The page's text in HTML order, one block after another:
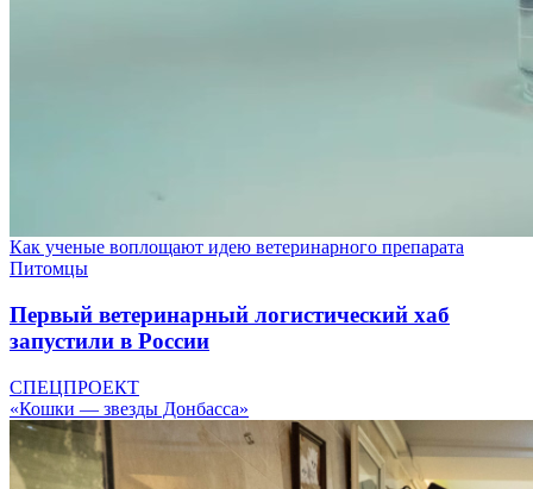
Как ученые воплощают идею ветеринарного препарата
Питомцы
Первый ветеринарный логистический хаб
запустили в России
СПЕЦПРОЕКТ
«Кошки — звезды Донбасса»